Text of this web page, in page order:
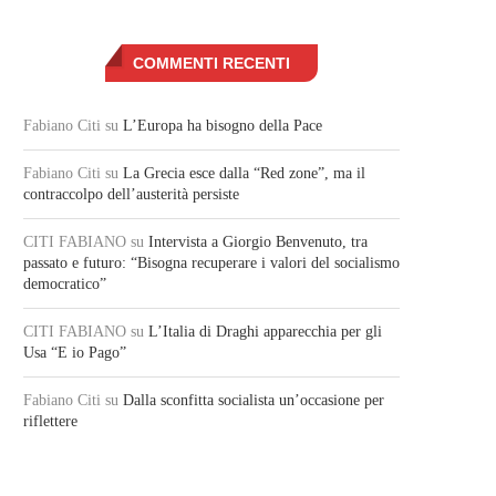
COMMENTI RECENTI
Fabiano Citi su L’Europa ha bisogno della Pace
Fabiano Citi su La Grecia esce dalla “Red zone”, ma il
contraccolpo dell’austerità persiste
CITI FABIANO su Intervista a Giorgio Benvenuto, tra
passato e futuro: “Bisogna recuperare i valori del socialismo
democratico”
CITI FABIANO su L’Italia di Draghi apparecchia per gli
Usa “E io Pago”
Fabiano Citi su Dalla sconfitta socialista un’occasione per
riflettere